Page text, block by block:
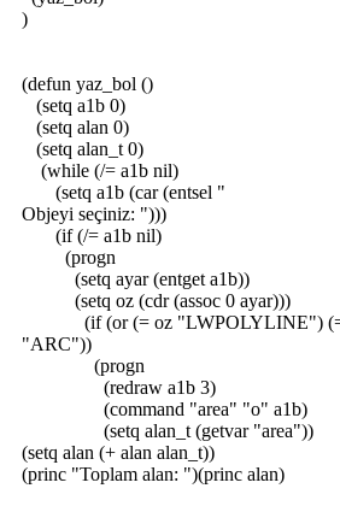
)
(defun yaz_bol ()
(setq a1b 0)
(setq alan 0)
(setq alan_t 0)
(while (/= a1b nil)
(setq a1b (car (entsel "
Objeyi seçiniz: ")))
(if (/= a1b nil)
(progn
(setq ayar (entget a1b))
(setq oz (cdr (assoc 0 ayar)))
(if (or (= oz "LWPOLYLINE") (=
"ARC"))
(progn
(redraw a1b 3)
(command "area" "o" a1b)
(setq alan_t (getvar "area"))
(setq alan (+ alan alan_t))
(princ "Toplam alan: ")(princ alan)